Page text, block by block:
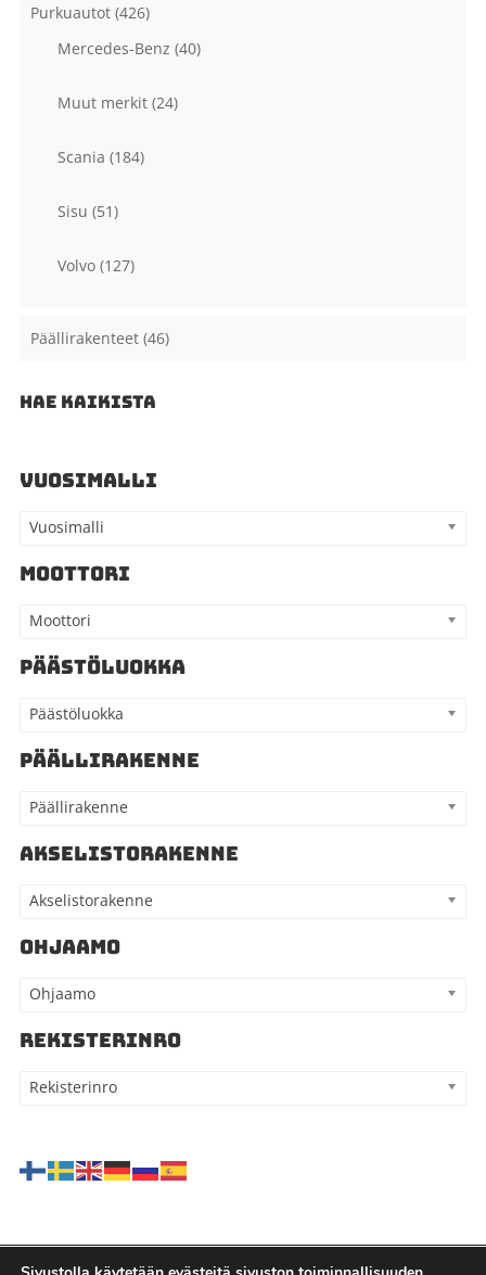
Purkuautot (426)
Mercedes-Benz (40)
Muut merkit (24)
Scania (184)
Sisu (51)
Volvo (127)
Päällirakenteet (46)
HAE KAIKISTA
VUOSIMALLI
Vuosimalli
MOOTTORI
Moottori
PÄÄSTÖLUOKKA
Päästöluokka
PÄÄLLIRAKENNE
Päällirakenne
AKSELISTORAKENNE
Akselistorakenne
OHJAAMO
Ohjaamo
REKISTERINRO
Rekisterinro